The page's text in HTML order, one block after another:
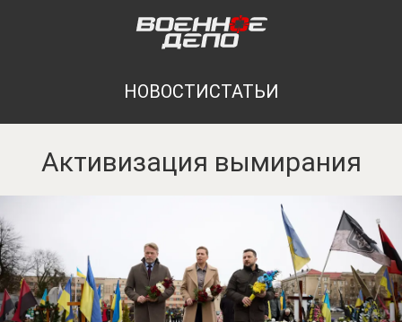
НОВОСТИСТАТЬИ
Активизация вымирания